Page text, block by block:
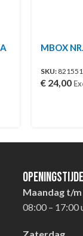
MBOX
SKU:
€ 24,00
Maandag t/
08:00 – 17:00